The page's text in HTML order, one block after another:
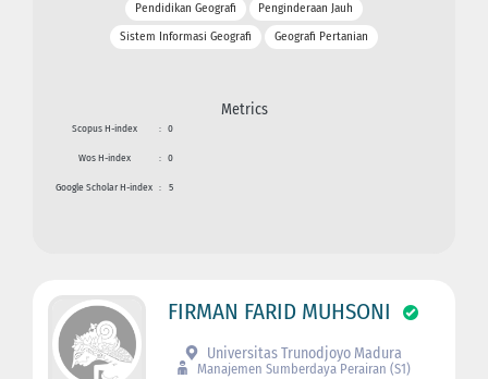
Pendidikan Geografi
Penginderaan Jauh
Sistem Informasi Geografi
Geografi Pertanian
Metrics
Scopus H-index : 0
Wos H-index : 0
Google Scholar H-index : 5
FIRMAN FARID MUHSONI
Universitas Trunodjoyo Madura
Manajemen Sumberdaya Perairan (S1)